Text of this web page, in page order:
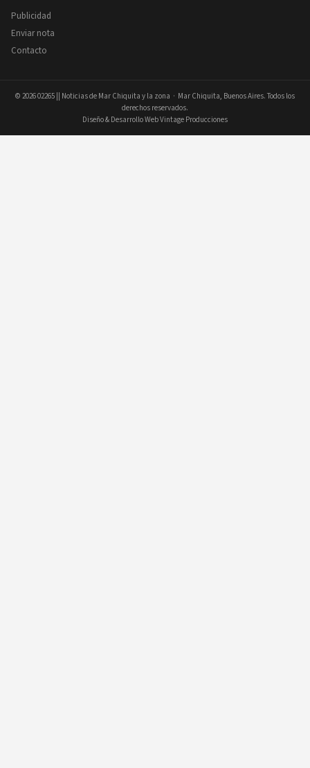
Publicidad
Enviar nota
Contacto
© 202602265 || Noticias de Mar Chiquita y la zona · Mar Chiquita, Buenos Aires. Todos los
derechos reservados.
Diseño & Desarrollo Web Vintage Producciones